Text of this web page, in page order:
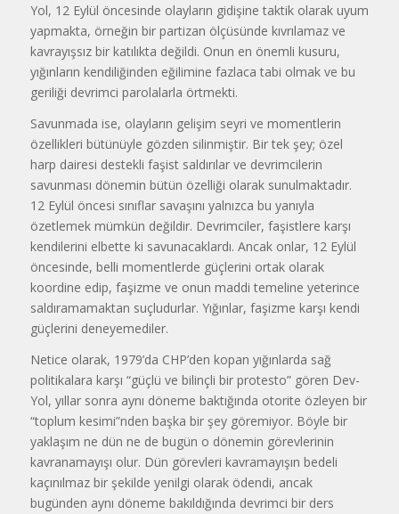
Yol, 12 Eylül öncesinde olayların gidişine taktik olarak uyum
yapmakta, örneğin bir partizan ölçüsünde kıvrılamaz ve
kavrayışsız bir katılıkta değildi. Onun en önemli kusuru,
yığınların kendiliğinden eğilimine fazlaca tabi olmak ve bu
geriliği devrimci parolalarla örtmekti.
Savunmada ise, olayların gelişim seyri ve momentlerin
özellikleri bütünüyle gözden silinmiştir. Bir tek şey; özel
harp dairesi destekli faşist saldırılar ve devrimcilerin
savunması dönemin bütün özelliği olarak sunulmaktadır.
12 Eylül öncesi sınıflar savaşını yalnızca bu yanıyla
özetlemek mümkün değildir. Devrimciler, faşistlere karşı
kendilerini elbette ki savunacaklardı. Ancak onlar, 12 Eylül
öncesinde, belli momentlerde güçlerini ortak olarak
koordine edip, faşizme ve onun maddi temeline yeterince
saldıramamaktan suçludurlar. Yığınlar, faşizme karşı kendi
güçlerini deneyemediler.
Netice olarak, 1979’da CHP’den kopan yığınlarda sağ
politikalara karşı “güçlü ve bilinçli bir protesto” gören Dev-
Yol, yıllar sonra aynı döneme baktığında otorite özleyen bir
“toplum kesimi”nden başka bir şey göremiyor. Böyle bir
yaklaşım ne dün ne de bugün o dönemin görevlerinin
kavranamayışı olur. Dün görevleri kavramayışın bedeli
kaçınılmaz bir şekilde yenilgi olarak ödendi, ancak
bugünden aynı döneme bakıldığında devrimci bir ders